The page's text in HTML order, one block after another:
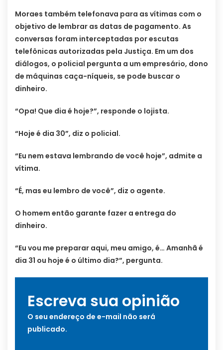
Moraes também telefonava para as vítimas com o
objetivo de lembrar as datas de pagamento. As
conversas foram interceptadas por escutas
telefônicas autorizadas pela Justiça. Em um dos
diálogos, o policial pergunta a um empresário, dono
de máquinas caça-níqueis, se pode buscar o
dinheiro.
“Opa! Que dia é hoje?”, responde o lojista.
“Hoje é dia 30”, diz o policial.
“Eu nem estava lembrando de você hoje”, admite a
vítima.
“É, mas eu lembro de você”, diz o agente.
O homem então garante fazer a entrega do
dinheiro.
“Eu vou me preparar aqui, meu amigo, é… Amanhã é
dia 31 ou hoje é o último dia?”, pergunta.
Escreva sua opinião
O seu endereço de e-mail não será
publicado.